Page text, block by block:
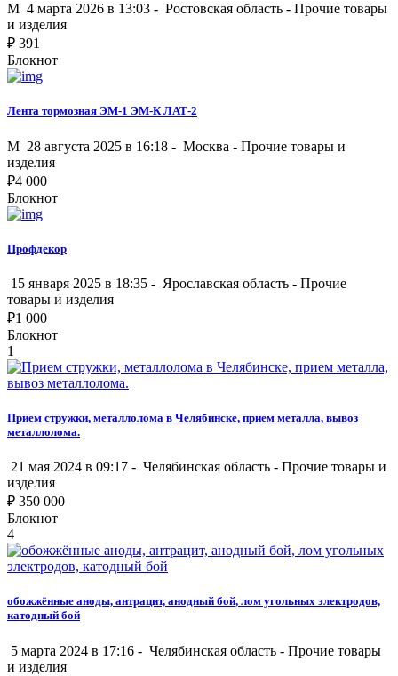
M 4 марта 2026 в 13:03 - Ростовская область - Прочие товары
и изделия
₽ 391
Блокнот
Лента тормозная ЭМ-1 ЭМ-К ЛАТ-2
M 28 августа 2025 в 16:18 - Москва - Прочие товары и
изделия
₽4 000
Блокнот
Профдекор
15 января 2025 в 18:35 - Ярославская область - Прочие
товары и изделия
₽1 000
Блокнот
1
Прием стружки, металлолома в Челябинске, прием металла, вывоз
металлолома.
21 мая 2024 в 09:17 - Челябинская область - Прочие товары и
изделия
₽ 350 000
Блокнот
4
обожжённые аноды, антрацит, анодный бой, лом угольных электродов,
катодный бой
5 марта 2024 в 17:16 - Челябинская область - Прочие товары
и изделия